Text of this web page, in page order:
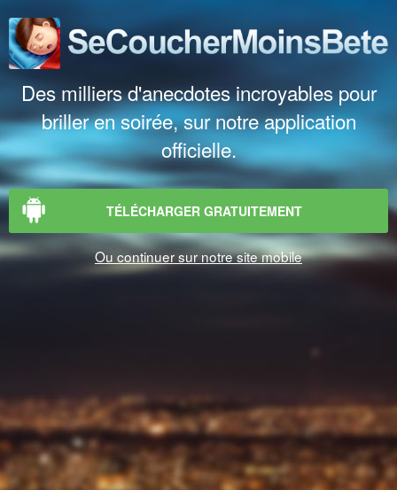
Des milliers d'anecdotes incroyables pour
briller en soirée, sur notre application
officielle.
TÉLÉCHARGER GRATUITEMENT
Ou continuer sur notre site mobile